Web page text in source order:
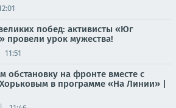
побед: активисты «Юг
провели урок мужества!
11:51
обстановку на фронте вместе с
в программе «На Линии» |